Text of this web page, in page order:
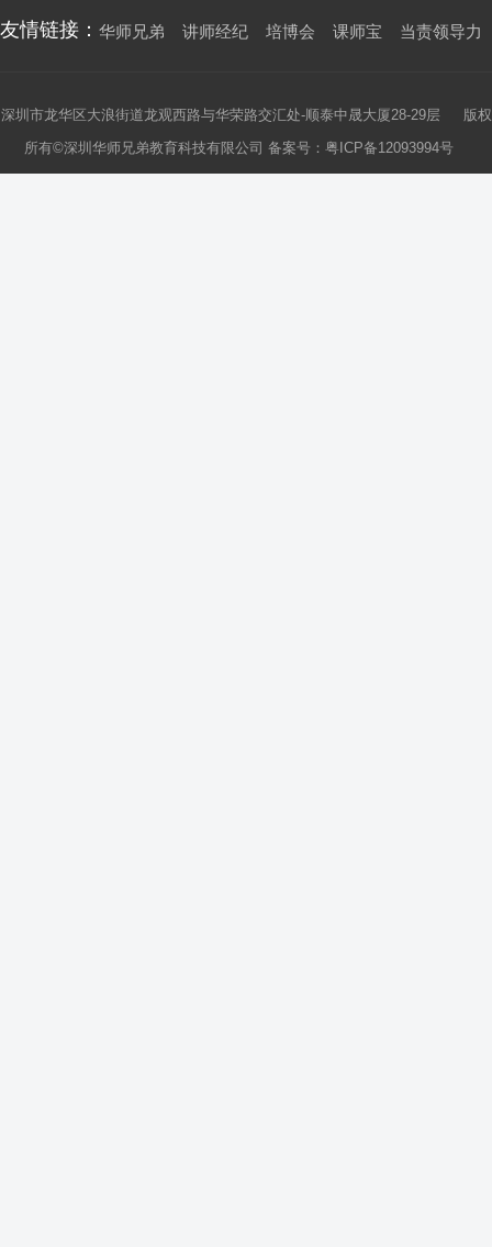
友情链接： 华师兄弟 讲师经纪 培博会 课师宝 当责领导力
深圳市龙华区大浪街道龙观西路与华荣路交汇处-顺泰中晟大厦28-29层 版权
所有©深圳华师兄弟教育科技有限公司 备案号： 粤ICP备12093994号